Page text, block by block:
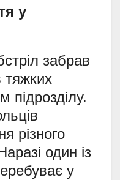
у
забрав
тяжких
підрозділу.
різного
один із
у